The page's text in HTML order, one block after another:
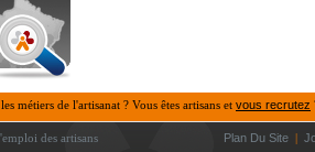
métiers de l'artisanat ? Vous êtes artisans et vous recrutez
des artisans Plan Du Site |